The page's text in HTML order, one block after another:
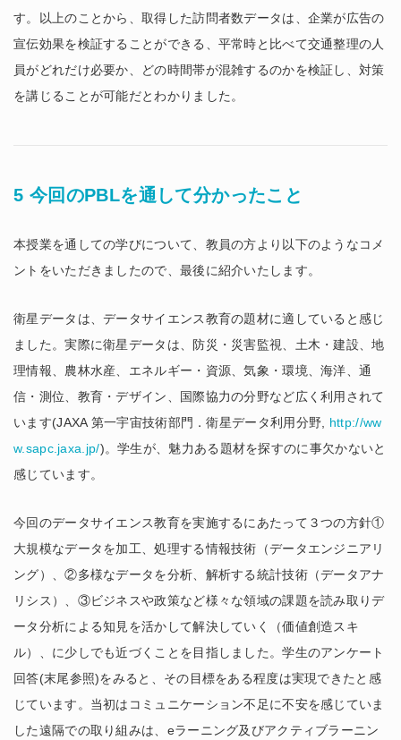
す。以上のことから、取得した訪問者数データは、企業が広告の
宣伝効果を検証することができる、平常時と比べて交通整理の人
員がどれだけ必要か、どの時間帯が混雑するのかを検証し、対策
を講じることが可能だとわかりました。
5 今回のPBLを通して分かったこと
本授業を通しての学びについて、教員の方より以下のようなコメ
ントをいただきましたので、最後に紹介いたします。
衛星データは、データサイエンス教育の題材に適していると感じ
ました。実際に衛星データは、防災・災害監視、土木・建設、地
理情報、農林水産、エネルギー・資源、気象・環境、海洋、通
信・測位、教育・デザイン、国際協力の分野など広く利用されて
います(JAXA 第一宇宙技術部門．衛星データ利用分野, http://ww
w.sapc.jaxa.jp/)。学生が、魅力ある題材を探すのに事欠かないと
感じています。
今回のデータサイエンス教育を実施するにあたって３つの方針①
大規模なデータを加工、処理する情報技術（データエンジニアリ
ング）、②多様なデータを分析、解析する統計技術（データアナ
リシス）、③ビジネスや政策など様々な領域の課題を読み取りデ
ータ分析による知見を活かして解決していく（価値創造スキ
ル）、に少しでも近づくことを目指しました。学生のアンケート
回答(末尾参照)をみると、その目標をある程度は実現できたと感
じています。当初はコミュニケーション不足に不安を感じていま
した遠隔での取り組みは、eラーニング及びアクティブラーニン